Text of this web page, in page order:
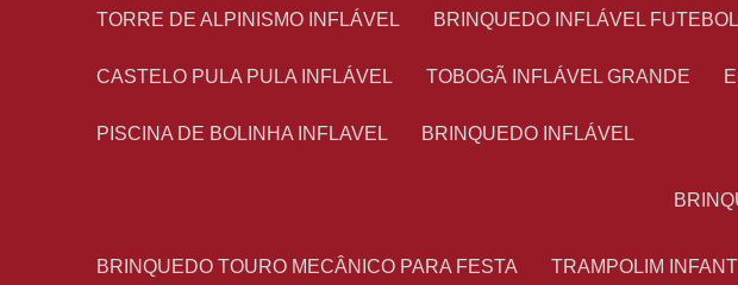
TORRE DE ALPINISMO INFLÁVEL BRINQUEDO INFLÁVEL
CASTELO PULA PULA INFLÁVEL TOBOGÃ INFLÁVEL GRANDE
PISCINA DE BOLINHA INFLAVEL BRINQUEDO INFLÁVEL
BRINQUEDO TOURO MECÂNICO PARA FESTA TRAMPOLIM